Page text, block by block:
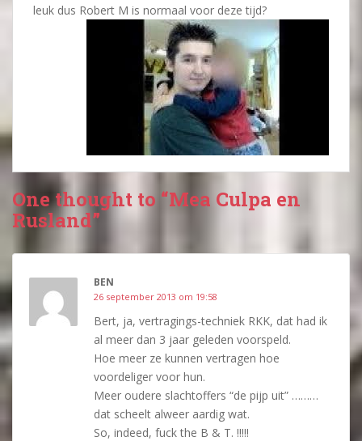
leuk dus Robert M is normaal voor deze tijd?
One thought to “Mea Culpa en
Rusland”
BEN
26 september 2013 om 19:58
Bert, ja, vertragings-techniek RKK, dat had ik
al meer dan 3 jaar geleden voorspeld.
Hoe meer ze kunnen vertragen hoe
voordeliger voor hun.
Meer oudere slachtoffers “de pijp uit” ………
dat scheelt alweer aardig wat.
So, indeed, fuck the B & T. !!!!!